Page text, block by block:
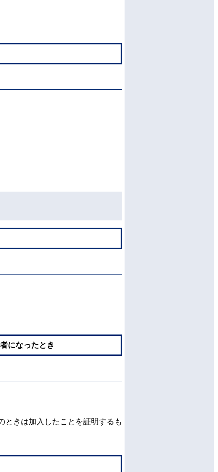
になったとき
ときは加入したことを証明するも